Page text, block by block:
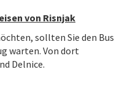
von Risnjak
sollten Sie den Bus
warten. Von dort
Delnice.